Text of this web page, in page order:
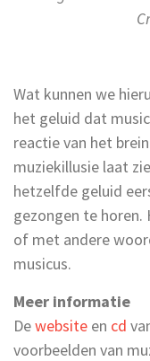
Wat kunnen we
het geluid dat
reactie van het
muziekillusie laat
hetzelfde geluid
gezongen te horen.
of met andere
musicus.
Meer informatie
Dewebsite en cd
voorbeelden van